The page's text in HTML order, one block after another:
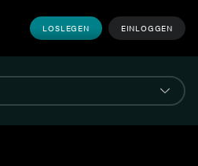
LOSLEGEN EINLOGGEN